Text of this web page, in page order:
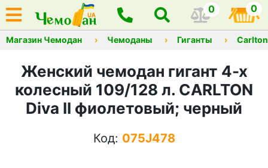
0 0
Магазин Чемодан Чемоданы Гиганты Carlton
Женский чемодан гигант 4-х
колесный 109/128 л. CARLTON
Diva II фиолетовый; черный
Код: 075J478